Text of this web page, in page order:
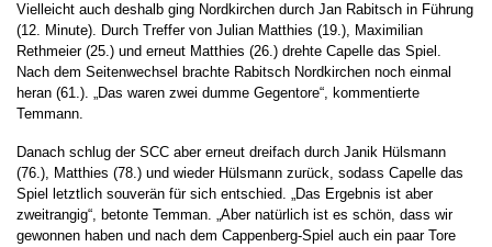
Vielleicht auch deshalb ging Nordkirchen durch Jan Rabitsch in Führung
(12. Minute). Durch Treffer von Julian Matthies (19.), Maximilian
Rethmeier (25.) und erneut Matthies (26.) drehte Capelle das Spiel.
Nach dem Seitenwechsel brachte Rabitsch Nordkirchen noch einmal
heran (61.). „Das waren zwei dumme Gegentore“, kommentierte
Temmann.
Danach schlug der SCC aber erneut dreifach durch Janik Hülsmann
(76.), Matthies (78.) und wieder Hülsmann zurück, sodass Capelle das
Spiel letztlich souverän für sich entschied. „Das Ergebnis ist aber
zweitrangig“, betonte Temman. „Aber natürlich ist es schön, dass wir
gewonnen haben und nach dem Cappenberg-Spiel auch ein paar Tore